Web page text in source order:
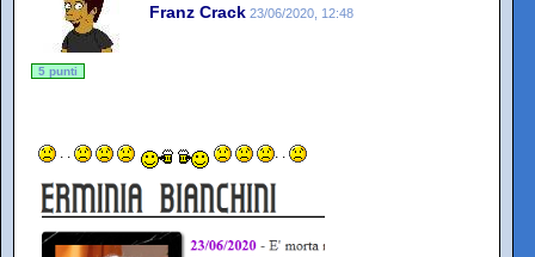
Franz Crack 23/06/2020, 12:48
5 punti
. . . .